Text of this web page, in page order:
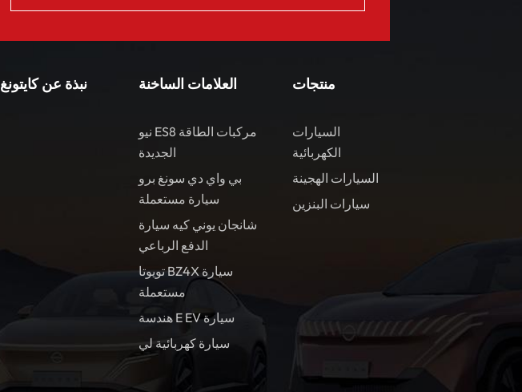
نبذة عن كايتونغ العلامات الساخنة
نيو ES8 مركبات الطاقة
الجديدة
بي واي دي سونغ برو
سيارة مستعملة
شانجان يوني كيه سيارة
الدفع الرباعي
تويوتا BZ4X سيارة
مستعملة
هندسة E EV سيارة
سيارة كهربائية لي
منتجات
السيارات
الكهربائية
السيارات الهجينة
سيارات البنزين